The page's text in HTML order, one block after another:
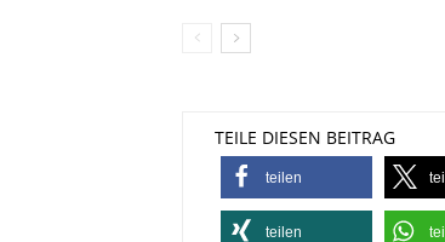
TEILE DIESEN BEITRAG
teilen
teilen